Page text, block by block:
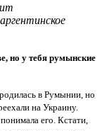
но у тебя румынские
в Румынии, но
на Украину.
его. Кстати,